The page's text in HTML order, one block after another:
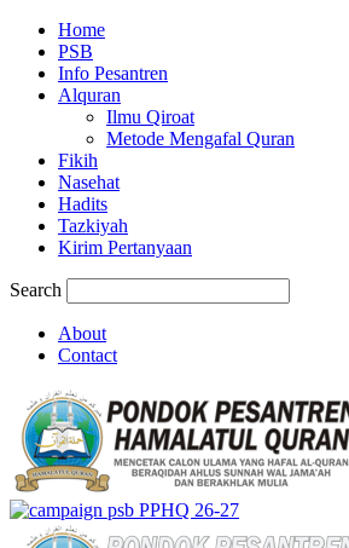
Home
PSB
Info Pesantren
Alquran
Ilmu Qiroat
Metode Mengafal Quran
Fikih
Nasehat
Hadits
Tazkiyah
Kirim Pertanyaan
Search
About
Contact